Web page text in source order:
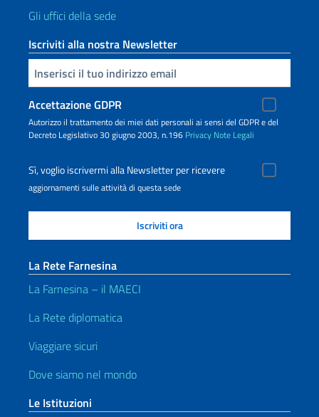
Gli uffici della sede
Iscriviti alla nostra Newsletter
Inserisci la tua email
Accettazione GDPR
Autorizzo il trattamento dei miei dati personali ai sensi del GDPR e del
Decreto Legislativo 30 giugno 2003, n.196 Privacy Note Legali
Sì, voglio iscrivermi alla Newsletter per ricevere
aggiornamenti sulle attività di questa sede
La Rete Farnesina
La Farnesina – il MAECI
La Rete diplomatica
Viaggiare sicuri
Dove siamo nel mondo
Le Istituzioni